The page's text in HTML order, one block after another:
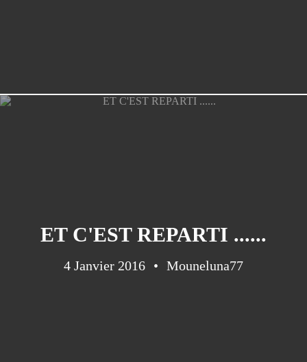
ET C'EST REPARTI ......
4 Janvier 2016 Mouneluna77